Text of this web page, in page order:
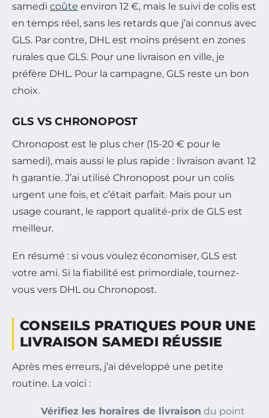
samedi coûte environ 12 €, mais le suivi de colis est
en temps réel, sans les retards que j’ai connus avec
GLS. Par contre, DHL est moins présent en zones
rurales que GLS. Pour une livraison en ville, je
préfère DHL. Pour la campagne, GLS reste un bon
choix.
GLS VS CHRONOPOST
Chronopost est le plus cher (15-20 € pour le
samedi), mais aussi le plus rapide : livraison avant 12
h garantie. J’ai utilisé Chronopost pour un colis
urgent une fois, et c’était parfait. Mais pour un
usage courant, le rapport qualité-prix de GLS est
meilleur.
En résumé : si vous voulez économiser, GLS est
votre ami. Si la fiabilité est primordiale, tournez-
vous vers DHL ou Chronopost.
CONSEILS PRATIQUES POUR UNE
LIVRAISON SAMEDI RÉUSSIE
Après mes erreurs, j’ai développé une petite
routine. La voici :
Vérifiez les horaires de livraison du point